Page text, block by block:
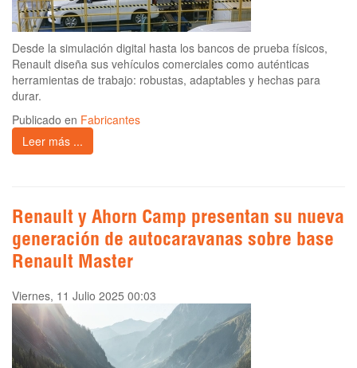
Desde la simulación digital hasta los bancos de prueba físicos,
Renault diseña sus vehículos comerciales como auténticas
herramientas de trabajo: robustas, adaptables y hechas para
durar.
Publicado en Fabricantes
Leer más ...
Renault y Ahorn Camp presentan su nueva
generación de autocaravanas sobre base
Renault Master
Viernes, 11 Julio 2025 00:03